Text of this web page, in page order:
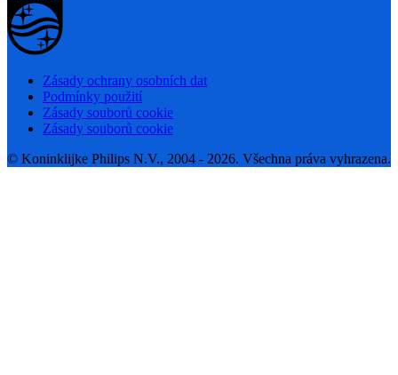
Zásady ochrany osobních dat
Podmínky použití
Zásady souborů cookie
Zásady souborů cookie
© Koninklijke Philips N.V., 2004 - 2026. Všechna práva vyhrazena.